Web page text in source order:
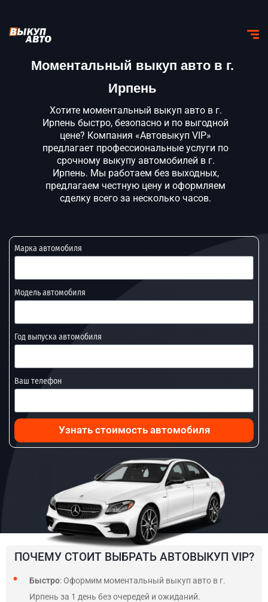
Моментальный выкуп авто в г.
Ирпень
Хотите моментальный выкуп авто в г.
Ирпень быстро, безопасно и по выгодной
цене? Компания «Автовыкуп VIP»
предлагает профессиональные услуги по
срочному выкупу автомобилей в г.
Ирпень. Мы работаем без выходных,
предлагаем честную цену и оформляем
сделку всего за несколько часов.
Марка автомобиля
Модель автомобиля
Год выпуска автомобиля
Ваш телефон
Узнать стоимость автомобиля
ПОЧЕМУ СТОИТ ВЫБРАТЬ АВТОВЫКУП VIP?
Быстро: Оформим моментальный выкуп авто в г.
Ирпень за 1 день без очередей и ожиданий.